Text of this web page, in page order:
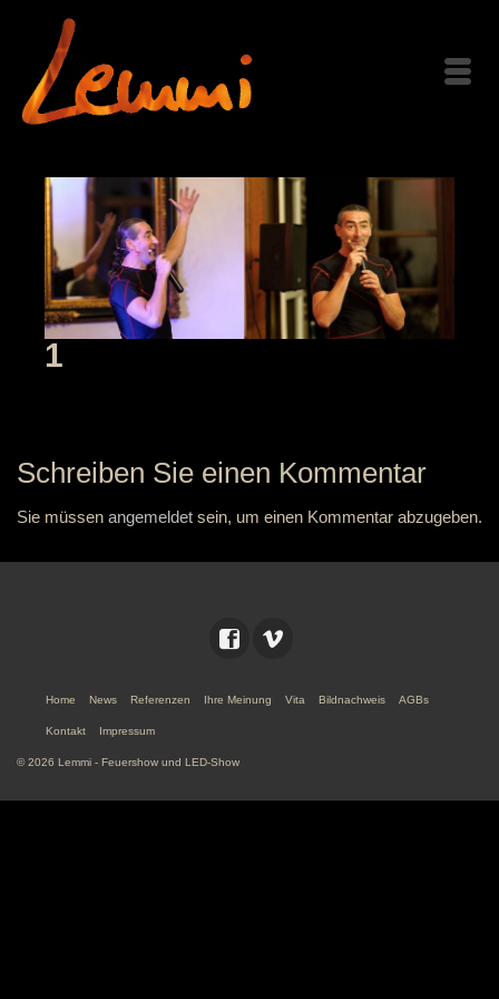
1
Schreiben Sie einen Kommentar
Sie müssen angemeldet sein, um einen Kommentar abzugeben.
Home News Referenzen Ihre Meinung Vita Bildnachweis AGBs
Kontakt Impressum
© 2026 Lemmi - Feuershow und LED-Show